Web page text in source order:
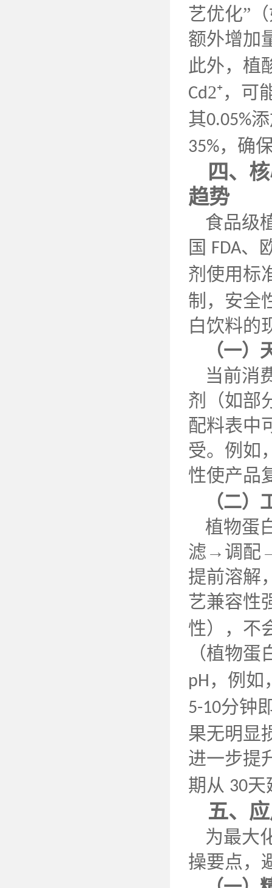
艺优化”
额外增加
此外，植
Cd2⁺，可
其0.05%
35%，确
四、
趋势
食品级
国 FDA、
剂使用标
制，安全
白饮料的
（一
当前消
剂（如部
配料表中
受。例如
性使产品
（二
植物蛋
滤→调配→
提前溶解
艺兼容性
性），不
（植物蛋
pH ，例
5-10分钟
果无明显
进一步提
期从 30天
五、
为最大
操要点，